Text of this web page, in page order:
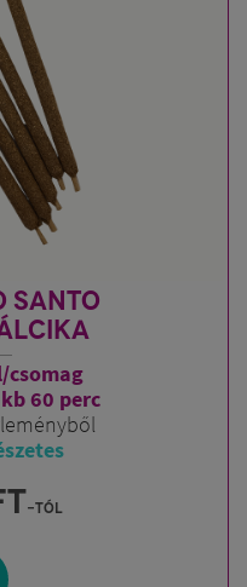
SANTO
csomag
60 perc
-tól